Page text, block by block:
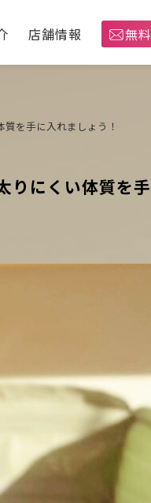
店舗情報 無
を手に入れましょう！
にくい体質を手